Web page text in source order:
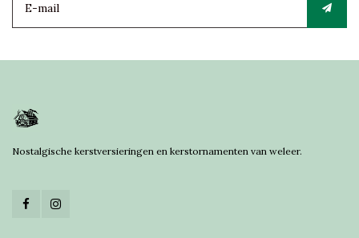
Nostalgische kerstversieringen en kerstornamenten van weleer.